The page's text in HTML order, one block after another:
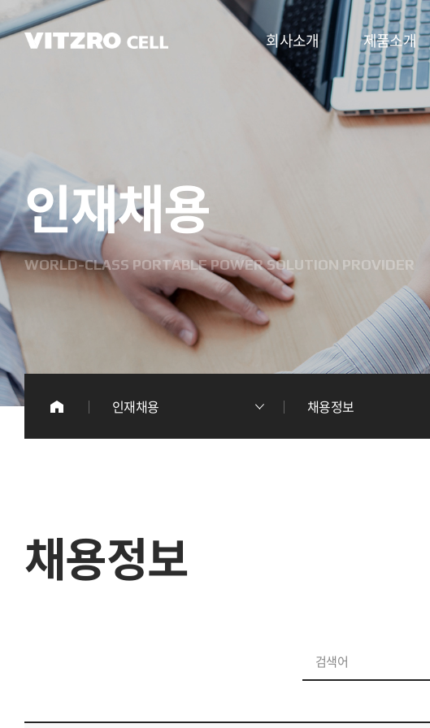
회사소개
CEO 인사말
조직도
사업분야
찾아오시는 길
제품소개
리튬일차전지
(필름형전지)
리튬이차전지
이차전지 소재
리튬이온캐패시터
인재채용
WORLD-CLASS PORTABLE POWER SOLUTION PROVIDER
인재채용 채용정보
채용정보